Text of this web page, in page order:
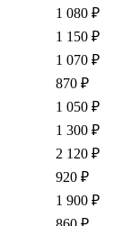
1 080 ₽
1 150 ₽
1 070 ₽
870 ₽
1 050 ₽
1 300 ₽
2 120 ₽
920 ₽
1 900 ₽